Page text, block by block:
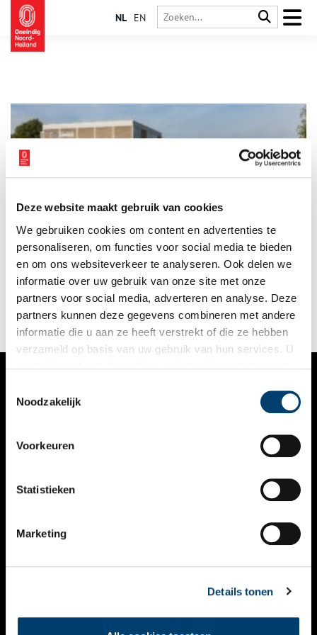
Deze website maakt gebruik van cookies
We gebruiken cookies om content en advertenties te
personaliseren, om functies voor social media te bieden
en om ons websiteverkeer te analyseren. Ook delen we
informatie over uw gebruik van onze site met onze
partners voor social media, adverteren en analyse. Deze
partners kunnen deze gegevens combineren met andere
informatie die u aan ze heeft verstrekt of die ze hebben
verzameld op basis van uw gebruik van hun services. U
Noodzakelijk
Voorkeuren
Statistieken
Marketing
Details tonen
NL EN
Kerkelijk centrum De Hoeksteen in Uithoorn was één van de
laatste creaties van architect Gerrit Rietveld. Het bijzondere
kubusvormige gebouw aan het water wordt gekenmerkt door
Rietvelds karakteristieke eenvoud. Rietveld zou de opening
zelf niet meer meemaken, hij overleed tijdens de bouw in
1964.
VERHALEN
KALENDER
THEMA’S
VIDEO’S
CONTACT